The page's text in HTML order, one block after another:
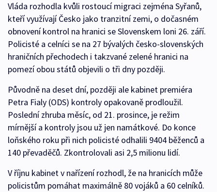
Vláda rozhodla kvůli rostoucí migraci zejména Syřanů,
kteří využívají Česko jako tranzitní zemi, o dočasném
obnovení kontrol na hranici se Slovenskem loni 26. září.
Policisté a celníci se na 27 bývalých česko-slovenských
hraničních přechodech i takzvané zelené hranici na
pomezí obou států objevili o tři dny později.
Původně na deset dní, později ale kabinet premiéra
Petra Fialy (ODS) kontroly opakovaně prodloužil.
Poslední zhruba měsíc, od 21. prosince, je režim
mírnější a kontroly jsou už jen namátkové. Do konce
loňského roku při nich policisté odhalili 9404 běženců a
140 převaděčů. Zkontrolovali asi 2,5 milionu lidí.
V říjnu kabinet v nařízení rozhodl, že na hranicích může
policistům pomáhat maximálně 80 vojáků a 60 celníků.